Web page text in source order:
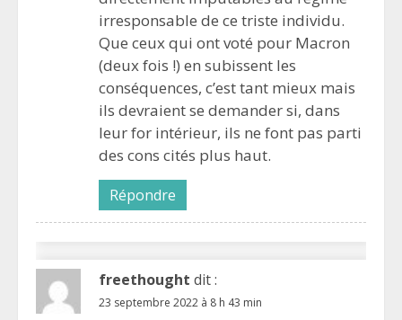
irresponsable de ce triste individu.
Que ceux qui ont voté pour Macron
(deux fois !) en subissent les
conséquences, c’est tant mieux mais
ils devraient se demander si, dans
leur for intérieur, ils ne font pas parti
des cons cités plus haut.
Répondre
freethought dit :
23 septembre 2022 à 8 h 43 min